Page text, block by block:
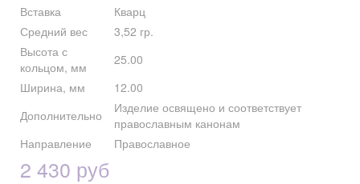
Вставка
Кварц
Средний вес
3,52 гр.
Высота с
кольцом, мм
25.00
Ширина, мм
12.00
Дополнительно
Изделие освящено и соответствует
православным канонам
Направление
Православное
2 430 руб